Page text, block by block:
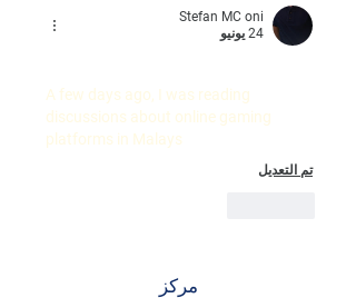
Stefan MC oni
24 يونيو
A few days ago, I was reading
discussions about online gaming
platforms in Malays
تم التعديل
مركز